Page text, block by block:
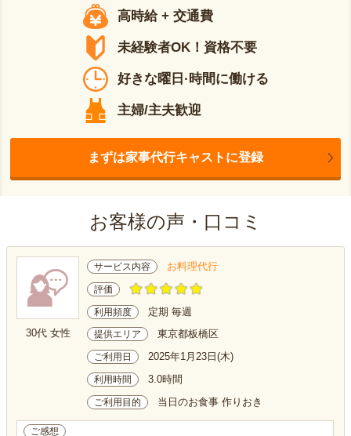
高時給 + 交通費
未経験者OK！資格不要
好きな曜日·時間に働ける
主婦/主夫歓迎
まずは家事代行キャストに登録
お客様の声・口コミ
30代 女性
サービス内容 お料理代行
評価
利用頻度 定期 毎週
提供エリア 東京都板橋区
ご利用日 2025年1月23日(木)
利用時間 3.0時間
ご利用目的 当日のお食事 作りおき
ご感想